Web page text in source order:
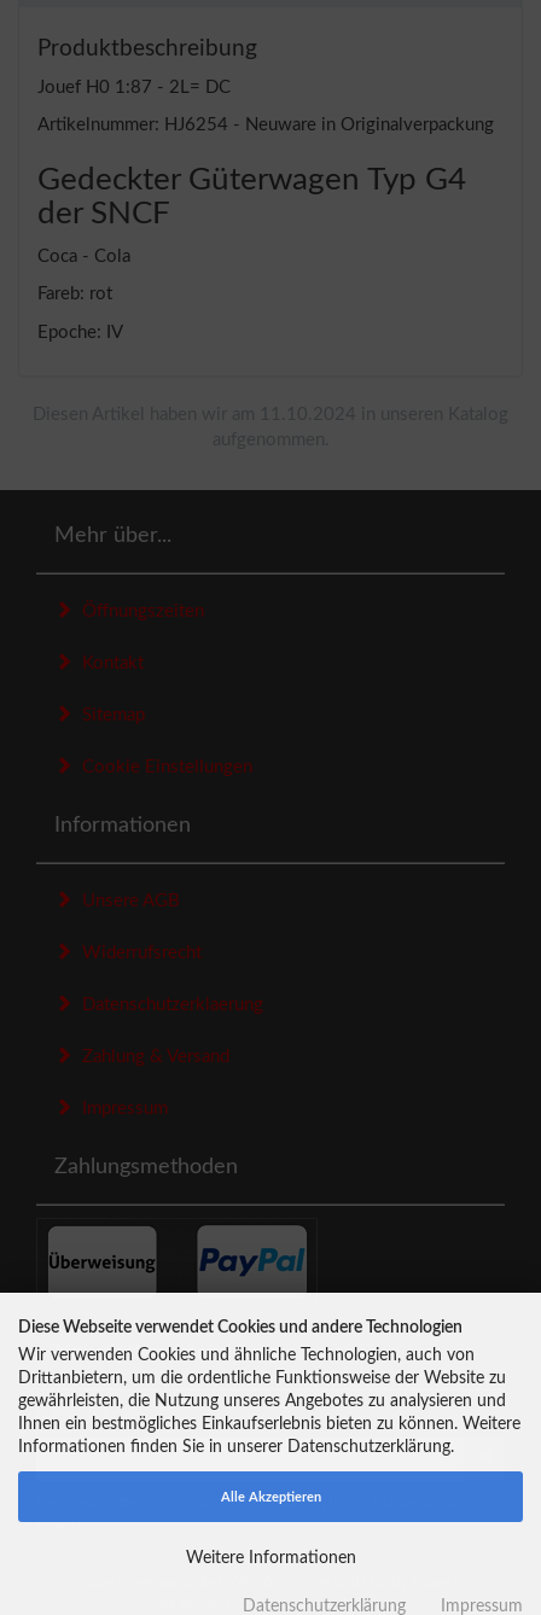
Produktbeschreibung
Jouef H0 1:87 - 2L= DC
Artikelnummer: HJ6254 - Neuware in Originalverpackung
Gedeckter Güterwagen Typ G4
der SNCF
Coca - Cola
Fareb: rot
Epoche: IV
Mehr über...
Öffnungszeiten
Kontakt
Sitemap
Cookie Einstellungen
Informationen
Unsere AGB
Widerrufsrecht
Datenschutzerklaerung
Zahlung & Versand
Impressum
Zahlungsmethoden
Newsletter-Anmeldung
E-Mail-Adresse:
Der Newsletter kann jederzeit hier oder in Ihrem Kundenkonto
abbestellt werden.
ified eCommerce Shopsoftware © 2009-2026
Diese Webseite verwendet Cookies und andere Technologien
Wir verwenden Cookies und ähnliche Technologien, auch von
Drittanbietern, um die ordentliche Funktionsweise der Website zu
gewährleisten, die Nutzung unseres Angebotes zu analysieren und
Ihnen ein bestmögliches Einkaufserlebnis bieten zu können. Weitere
Informationen finden Sie in unserer Datenschutzerklärung.
Alle Akzeptieren
Weitere Informationen
Datenschutzerklärung Impressum